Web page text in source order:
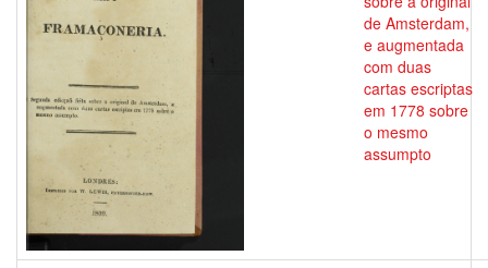
de Amsterdam,
e augmentada
com duas
cartas escriptas
em 1778 sobre
o mesmo
assumpto